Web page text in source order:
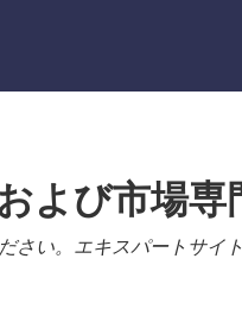
よび市場専
さい。エキスパートサイ